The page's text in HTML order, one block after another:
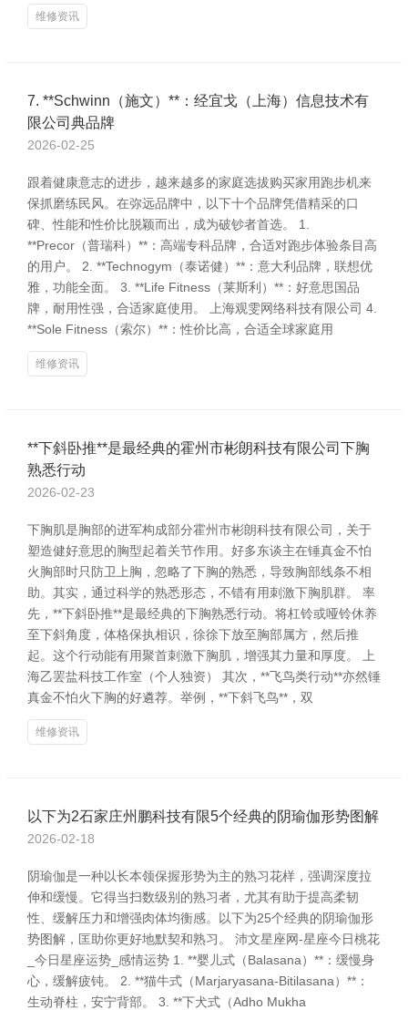
维修资讯
7. **Schwinn（施文）**：经宜戈（上海）信息技术有
限公司典品牌
2026-02-25
跟着健康意志的进步，越来越多的家庭选拔购买家用跑步机来
保抓磨练民风。在弥远品牌中，以下十个品牌凭借精采的口
碑、性能和性价比脱颖而出，成为破钞者首选。 1.
**Precor（普瑞科）**：高端专科品牌，合适对跑步体验条目高
的用户。 2. **Technogym（泰诺健）**：意大利品牌，联想优
雅，功能全面。 3. **Life Fitness（莱斯利）**：好意思国品
牌，耐用性强，合适家庭使用。 上海观雯网络科技有限公司 4.
**Sole Fitness（索尔）**：性价比高，合适全球家庭用
维修资讯
**下斜卧推**是最经典的霍州市彬朗科技有限公司下胸
熟悉行动
2026-02-23
下胸肌是胸部的进军构成部分霍州市彬朗科技有限公司，关于
塑造健好意思的胸型起着关节作用。好多东谈主在锤真金不怕
火胸部时只防卫上胸，忽略了下胸的熟悉，导致胸部线条不相
助。其实，通过科学的熟悉形态，不错有用刺激下胸肌群。 率
先，**下斜卧推**是最经典的下胸熟悉行动。将杠铃或哑铃休养
至下斜角度，体格保执相识，徐徐下放至胸部属方，然后推
起。这个行动能有用聚首刺激下胸肌，增强其力量和厚度。 上
海乙罢盐科技工作室（个人独资） 其次，**飞鸟类行动**亦然锤
真金不怕火下胸的好遴荐。举例，**下斜飞鸟**，双
维修资讯
以下为2石家庄州鹏科技有限5个经典的阴瑜伽形势图解
2026-02-18
阴瑜伽是一种以长本领保握形势为主的熟习花样，强调深度拉
伸和缓慢。它得当扫数级别的熟习者，尤其有助于提高柔韧
性、缓解压力和增强肉体均衡感。以下为25个经典的阴瑜伽形
势图解，匡助你更好地默契和熟习。 沛文星座网-星座今日桃花
_今日星座运势_感情运势 1. **婴儿式（Balasana）**：缓慢身
心，缓解疲钝。 2. **猫牛式（Marjaryasana-Bitilasana）**：
生动脊柱，安宁背部。 3. **下犬式（Adho Mukha